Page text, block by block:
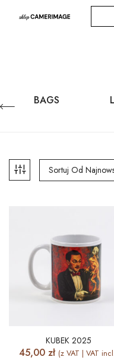
BAGS
Sortuj Od
KUBEK 2025
45,00zł (z VAT | VAT